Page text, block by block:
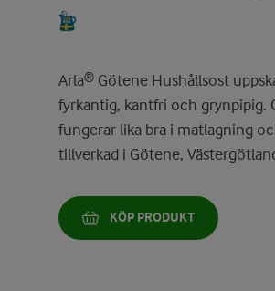
KÖP PRODUKT
Arla® Götene Hushållsost
fyrkantig, kantfri och grynpipig.
fungerar lika bra i matlagning
tillverkad i Götene,